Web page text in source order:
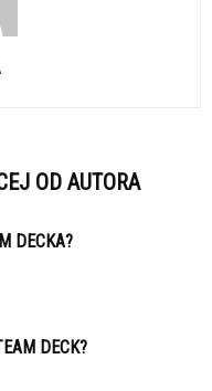
OD AUTORA
DECKA?
DECK?